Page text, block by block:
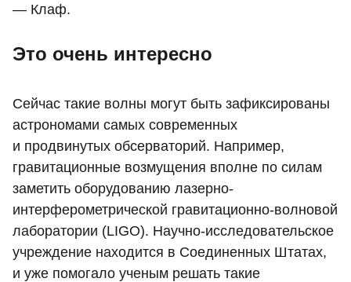
— Клаф.
Это очень интересно
Сейчас такие волны могут быть зафиксированы
астрономами самых современных
и продвинутых обсерваторий. Например,
гравитационные возмущения вполне по силам
заметить оборудованию лазерно-
интерферометрической гравитационно-волновой
лаборатории (LIGO). Научно-исследовательское
учреждение находится в Соединенных Штатах,
и уже помогало ученым решать такие